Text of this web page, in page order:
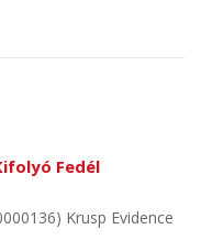
Fedél
Krusp Evidence